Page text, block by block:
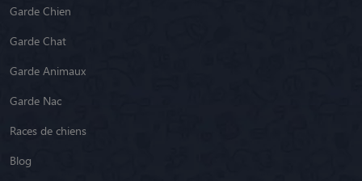
Garde Chien
Garde Chat
Garde Animaux
Garde Nac
Races de chiens
Blog